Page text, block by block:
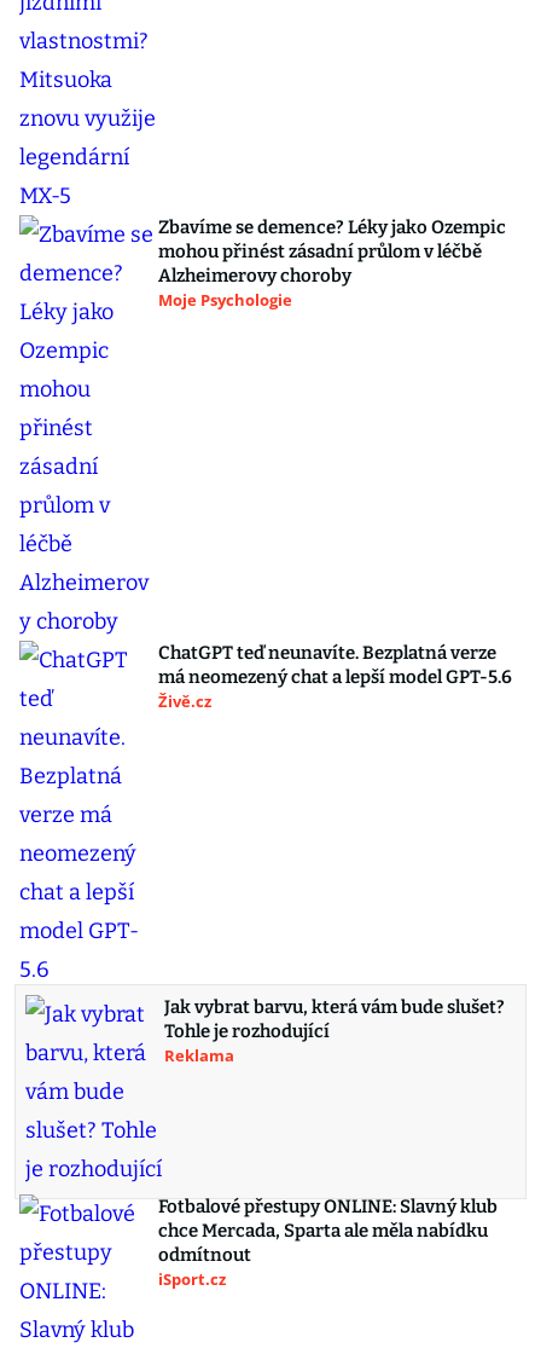
Zbavíme se demence? Léky jako Ozempic
mohou přinést zásadní průlom v léčbě
Alzheimerovy choroby
Moje Psychologie
ChatGPT teď neunavíte. Bezplatná verze
má neomezený chat a lepší model GPT-5.6
Živě.cz
Jak vybrat barvu, která vám bude slušet?
Tohle je rozhodující
Reklama
Fotbalové přestupy ONLINE: Slavný klub
chce Mercada, Sparta ale měla nabídku
odmítnout
iSport.cz